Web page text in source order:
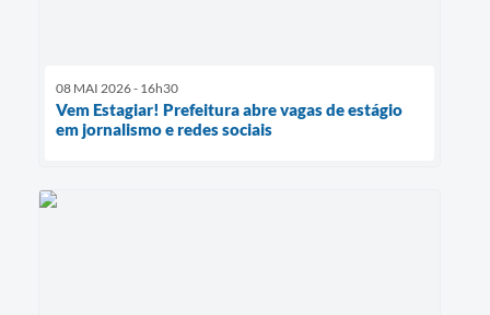
08 MAI 2026 - 16h30
Vem Estagiar! Prefeitura abre vagas de estágio
em jornalismo e redes sociais